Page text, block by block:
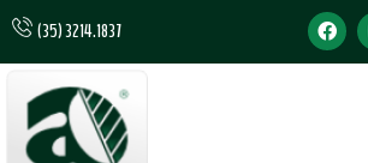
(35) 3214.1837